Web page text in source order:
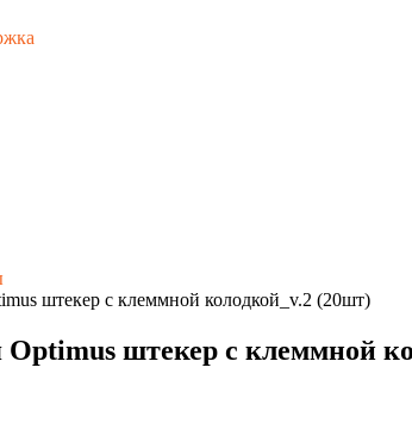
штекер с клеммной колодкой_v.2 (20шт)
штекер с клеммной